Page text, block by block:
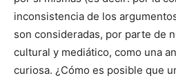
inconsistencia de los
son consideradas, por parte de
cultural y mediático, como una
curiosa. ¿Cómo es posible que